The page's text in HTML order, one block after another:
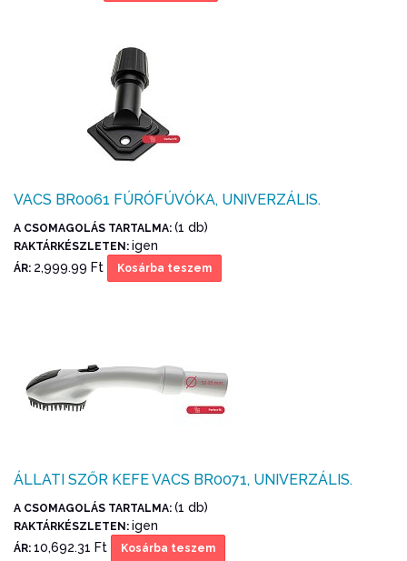
VACS BR0061 FÚRÓFÚVÓKA, UNIVERZÁLIS.
A CSOMAGOLÁS TARTALMA: (1 db)
RAKTÁRKÉSZLETEN: igen
ÁR: 2,999.99 Ft Kosárba teszem
ÁLLATI SZŐR KEFE VACS BR0071, UNIVERZÁLIS.
A CSOMAGOLÁS TARTALMA: (1 db)
RAKTÁRKÉSZLETEN: igen
ÁR: 10,692.31 Ft Kosárba teszem